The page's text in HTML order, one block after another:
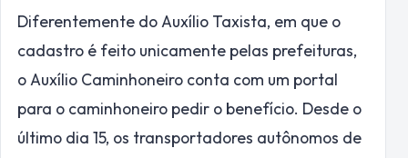
Diferentemente do Auxílio Taxista, em que o
cadastro é feito unicamente pelas prefeituras,
o Auxílio Caminhoneiro conta com um portal
para o caminhoneiro pedir o benefício. Desde o
último dia 15, os transportadores autônomos de